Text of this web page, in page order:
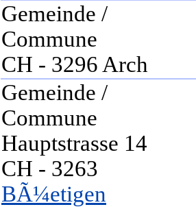
Gemeinde /
Commune
CH - 3296 Arch
Gemeinde /
Commune
Hauptstrasse 14
CH - 3263
BÃ¼etigen